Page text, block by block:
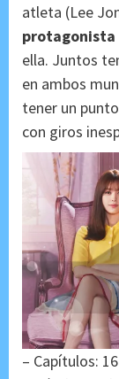
atleta (Lee
protagonista
ella. Juntos
en ambos
tener un
con giros
– Capítulos: 16